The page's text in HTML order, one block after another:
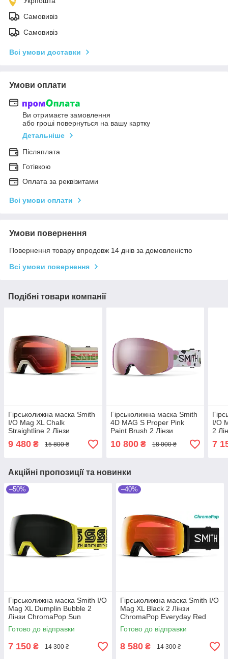
Самовивіз
Самовивіз
Всі умови доставки
Умови оплати
Ви отримаєте замовлення
або гроші повернуться на вашу картку
Детальніше
Післяплата
Готівкою
Оплата за реквізитами
Всі умови оплати
Умови повернення
Повернення товару впродовж 14 днів за домовленістю
Всі умови повернення
Подібні товари компанії
Гірськолижна маска Smith
I/O Mag XL Chalk
Straightline 2 Лінзи
ChromaPop Pro
Photochromic
9 480 ₴ 15 800 ₴
Гірськолижна маска Smith
4D MAG S Proper Pink
Paint Brush 2 Лінзи
ChromaPop Everyday Rose
Gold/Storm Blue Sensor
10 800₴ 18 000 ₴
I/O
2
7
Акційні пропозиції та новинки
–50%
Гірськолижна маска Smith I/O
Mag XL Dumplin Bubble 2
Лінзи ChromaPop Sun
Black/ChromaPop Storm
Yellow Flash
Готово до відправки
7 150 ₴ 14 300 ₴
–40%
Гірськолижна маска Smith I/O
Mag XL Black 2 Лінзи
ChromaPop Everyday Red
Mirror / ChromaPop Storm
Yellow Flash
Готово до відправки
8 580 ₴ 14 300 ₴